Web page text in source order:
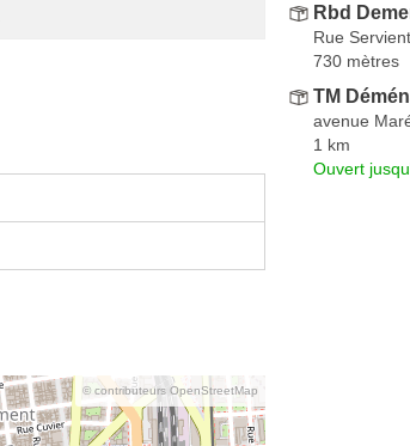
© contributeurs OpenStreetMap
Rbd
Rue Servient
730 mètres
TM
avenue
1 km
Ouvert